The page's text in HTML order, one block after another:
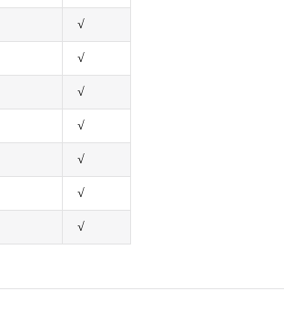
√
√
√
√
√
√
√